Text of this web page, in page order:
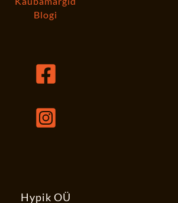
Blogi
Hypik OÜ